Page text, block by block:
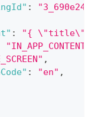
:
:
"{ \"title\":
,
: "en" ,